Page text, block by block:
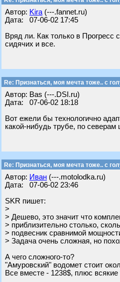
Автор: Kira (---.fannet.ru)
Дата: 07-06-02 17:45
Вряд ли. Как только в Прогресс
сидячих и все.
Re: Признаться, моя мечта тоже.. с
Автор: Bas (---.DSI.ru)
Дата: 07-06-02 18:18
Вот ежели бы технологично
какой-нибудь трубе, по
Re: Признаться, моя мечта тоже.. с
Автор: Иван (---.motolodka.ru)
Дата: 07-06-02 23:46
SKR пишет:
>
> Дешево, это значит что
> приблизительно столько,
> подвесник сравнимой
> Задача очень сложная, но
А чего сложного-то?
"Амуровский" водомет стоит
Все вместе - 1238$, плюс